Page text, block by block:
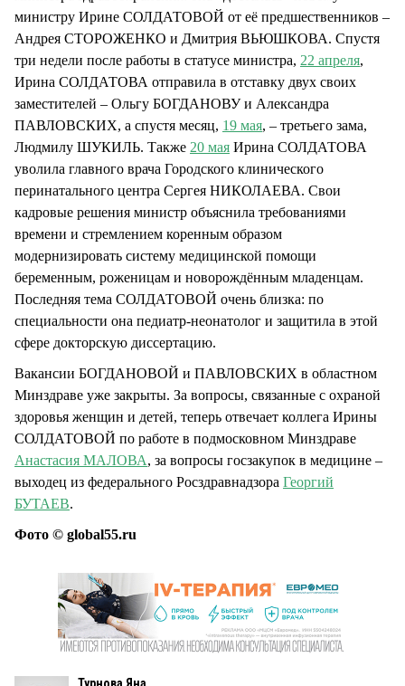
министру Ирине СОЛДАТОВОЙ от её предшественников –
Андрея СТОРОЖЕНКО и Дмитрия ВЬЮШКОВА. Спустя
три недели после работы в статусе министра, 22 апреля,
Ирина СОЛДАТОВА отправила в отставку двух своих
заместителей – Ольгу БОГДАНОВУ и Александра
ПАВЛОВСКИХ, а спустя месяц, 19 мая, – третьего зама,
Людмилу ШУКИЛЬ. Также 20 мая Ирина СОЛДАТОВА
уволила главного врача Городского клинического
перинатального центра Сергея НИКОЛАЕВА. Свои
кадровые решения министр объяснила требованиями
времени и стремлением коренным образом
модернизировать систему медицинской помощи
беременным, роженицам и новорождённым младенцам.
Последняя тема СОЛДАТОВОЙ очень близка: по
специальности она педиатр-неонатолог и защитила в этой
сфере докторскую диссертацию.
Вакансии БОГДАНОВОЙ и ПАВЛОВСКИХ в областном
Минздраве уже закрыты. За вопросы, связанные с охраной
здоровья женщин и детей, теперь отвечает коллега Ирины
СОЛДАТОВОЙ по работе в подмосковном Минздраве
Анастасия МАЛОВА, за вопросы госзакупок в медицине –
выходец из федерального Росздравнадзора Георгий
БУТАЕВ.
Фото © global55.ru